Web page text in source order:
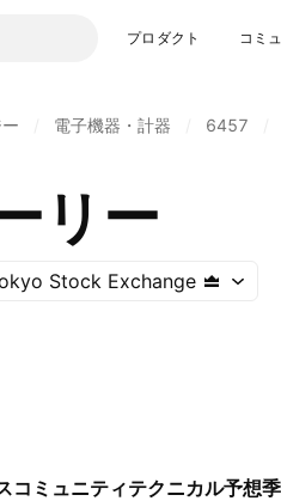
プロダクト コミ
電子機器・計器 6457
リー
Stock Exchange
コミュニティテクニカル予想